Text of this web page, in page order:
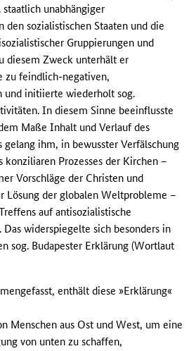
unabhängiger
den sozialistischen Staaten und die
Gruppierungen und
diesem Zweck unterhält er
zu feindlich-negativen,
und initiierte wiederholt sog.
In diesem Sinne beeinflusste
Maße Inhalt und Verlauf des
gelang ihm, in bewusster Verfälschung
konziliaren Prozesses der Kirchen –
Vorschläge der Christen und
Lösung der globalen Weltprobleme –
auf antisozialistische
widerspiegelte sich besonders in
sog. Budapester Erklärung (Wortlaut
enthält diese »Erklärung«
Menschen aus Ost und West, um eine
von unten zu schaffen,